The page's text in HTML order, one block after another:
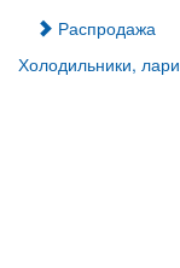
Распродажа
Холодильники, лари